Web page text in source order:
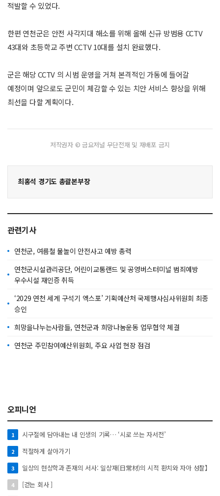
적발할 수 있었다.
한편 연천군은 안전 사각지대 해소를 위해 올해 신규 방범용 CCTV
43대와 초등학교 주변 CCTV 10대를 설치 완료했다.
군은 해당 CCTV 의 시범 운영을 거쳐 본격적인 가동에 들어갈
예정이며 앞으로도 군민이 체감할 수 있는 치안 서비스 향상을 위해
최선을 다할 계획이다.
저작권자 © 금요저널 무단전재 및 재배포 금지
최홍석 경기도 총괄본부장
관련기사
연천군, 여름철 물놀이 안전사고 예방 총력
연천군시설관리공단, 어린이교통랜드 및 공영버스터미널 범죄예방
우수시설 재인증 취득
‘2029 연천 세계 구석기 엑스포’ 기획예산처 국제행사심사위원회 최종
승인
희망을나누는사람들, 연천군과 희망나눔운동 업무협약 체결
연천군 주민참여예산위원회, 주요 사업 현장 점검
오피니언
1 시구절에 담아내는 내 인생의 기록… ‘시로 쓰는 자서전’
2 적절하게 살아가기
3 일상의 현상학과 존재의 서사: 일상재(日常材)의 시적 환치와 자아 성찰】
4 [걷는 회사 ]